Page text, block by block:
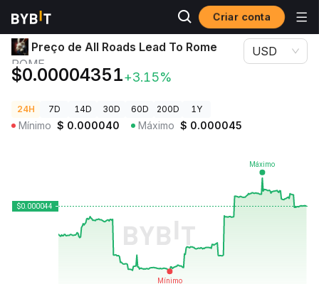
Criar conta
Preços de Criptomoedas Preço de All Roads Lead To Rome ROME
Preço de All Roads Lead To Rome
ROME
$0.00004351+3.15%
USD
24H 7D 14D 30D 60D 200D 1Y
Mínimo $ 0.000040 Máximo $ 0.000045